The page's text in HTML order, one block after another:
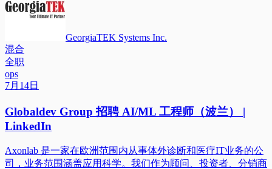
GeorgiaTEK Systems Inc.
混合
全职
ops
7月14日
Globaldev Group 招聘 AI/ML 工程师（波兰） |
LinkedIn
Axonlab 是一家在欧洲范围内从事体外诊断和医疗IT业务的公
司，业务范围涵盖应用科学。我们作为顾问、投资者、分销商